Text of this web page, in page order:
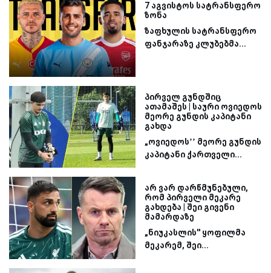
7 აგვისტოს სატრანსფერო
ზონა
ზაფხულის სატრანსფერო
ფანჯარაზე კლუბებმა...
პირველ გუნდშიც
ათამაშეს | საური ოვიედოს
მეორე გუნდის კაპიტანი
გახდა
„ოვიედოს’’ მეორე გუნდის
კაპიტანი ქართველი...
არ ვარ დარწმუნებული,
რომ პირველი მეკარე
გახდება | შეი გივენი
მამარდაზე
„ნიუკასლის'' ყოფილმა
მეკარემ, შეი...